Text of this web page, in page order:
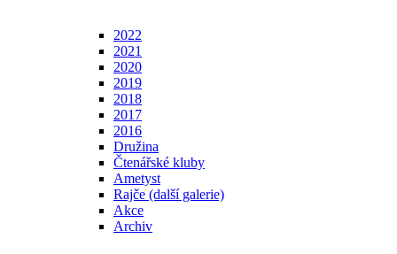
2022
2021
2020
2019
2018
2017
2016
Družina
Čtenářské kluby
Ametyst
Rajče (další galerie)
Akce
Archiv